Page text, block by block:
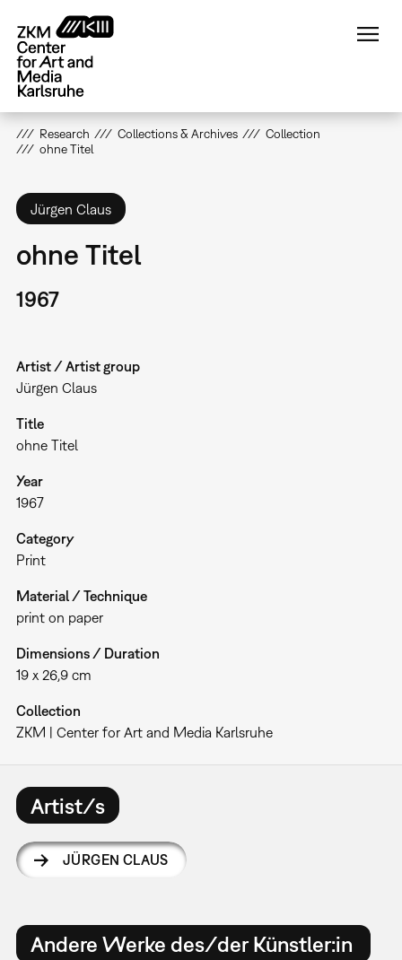
main
content
Research Collections & Archives
Collection
ohne Titel
Jürgen Claus
ohne Titel
1967
Artist / Artist group
Jürgen Claus
Title
ohne Titel
Year
1967
Category
Print
Material / Technique
print on paper
Dimensions / Duration
19 x 26,9 cm
Collection
ZKM | Center for Art and Media Karlsruhe
Artist/s
JÜRGEN CLAUS
Andere Werke des/der Künstler:in